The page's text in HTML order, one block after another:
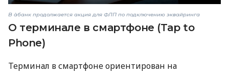
В àбанк продолжается акция для ФЛП по подключению эквайринга
О терминале в смартфоне (Tap to
Phone)
Терминал в смартфоне ориентирован на